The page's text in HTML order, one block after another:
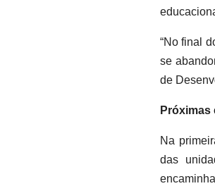
“No final
se
de
Próximas
Na
das